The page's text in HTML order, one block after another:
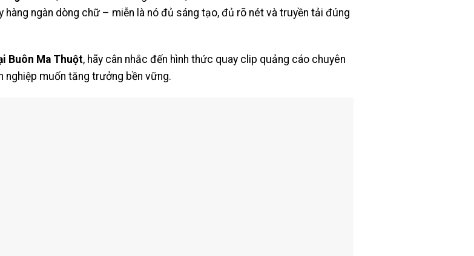
hàng ngàn dòng chữ – miễn là nó đủ sáng tạo, đủ rõ nét và truyền tải đúng
Buôn Ma Thuột, hãy cân nhắc đến hình thức quay clip quảng cáo chuyên
muốn tăng trưởng bền vững.